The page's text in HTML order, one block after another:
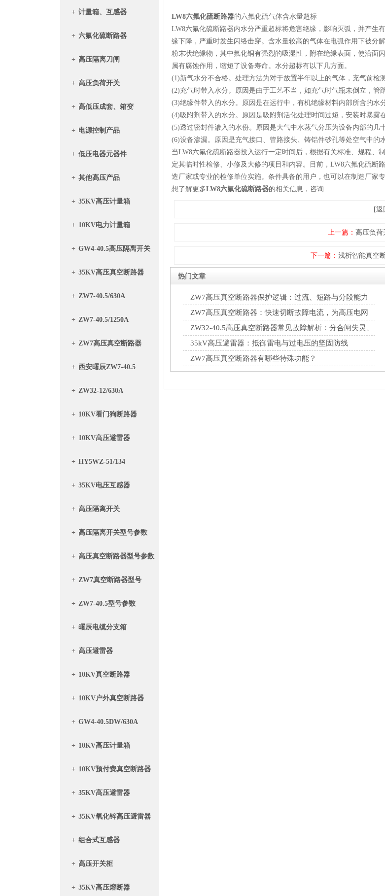
+ 计量箱、互感器
+ 六氟化硫断路器
+ 高压隔离刀闸
+ 高压负荷开关
+ 高低压成套、箱变
+ 电源控制产品
+ 低压电器元器件
+ 其他高压产品
+ 35KV高压计量箱
+ 10KV电力计量箱
+ GW4-40.5高压隔离开关
+ 35KV高压真空断路器
+ ZW7-40.5/630A
+ ZW7-40.5/1250A
+ ZW7高压真空断路器
+ 西安曙辰ZW7-40.5
+ ZW32-12/630A
+ 10KV看门狗断路器
+ 10KV高压避雷器
+ HY5WZ-51/134
+ 35KV电压互感器
+ 高压隔离开关
+ 高压隔离开关型号参数
+ 高压真空断路器型号参数
+ ZW7真空断路器型号
+ ZW7-40.5型号参数
+ 曙辰电缆分支箱
+ 高压避雷器
+ 10KV真空断路器
+ 10KV户外真空断路器
+ GW4-40.5DW/630A
+ 10KV高压计量箱
+ 10KV预付费真空断路器
带计量箱
+ 35KV高压避雷器
+ 35KV氧化锌高压避雷器
+ 组合式互感器
+ 高压开关柜
+ 35KV高压熔断器
LW8六氟化硫断路器的六氟化硫气体含水量超标
LW8六氟化硫断路器内水分严重超标将危害绝缘，影响灭弧，并产生
缘下降，严重时发生闪络击穿。含水量较高的气体在电弧作用下被分
粉末状绝缘物，其中氟化铜有强烈的吸湿性，附在绝缘表面，使沿面
属有腐蚀作用，缩短了设备寿命。水分超标有以下几方面。
(1)新气水分不合格。处理方法为对于放置半年以上的气体，充气前检
(2)充气时带入水分。原因是由于工艺不当，如充气时气瓶未倒立，管
(3)绝缘件带入的水分。原因是在运行中，有机绝缘材料内部所含的水
(4)吸附剂带入的水分。原因是吸附剂活化处理时间过短，安装时暴露
(5)透过密封件渗入的水份。原因是大气中水蒸气分压为设备内部的几
(6)设备渗漏。原因是充气接口、管路接头、铸铝件砂孔等处空气中的
当LW8六氟化硫断路器投入运行一定时间后，根据有关标准、规程
定其临时性检修、小修及大修的项目和内容。目前，LW8六氟化硫断
造厂家或专业的检修单位实施。条件具备的用户，也可以在制造厂家
想了解更多LW8六氟化硫断路器的相关信息，咨询
[返
上一篇： 高压负荷
下一篇： 浅析智能真空
热门文章
ZW7高压真空断路器保护逻辑：过流、短路与分段能力
控制原理详解
ZW7高压真空断路器：快速切断故障电流，为高压电网
筑牢安全运行防线
ZW32-40.5高压真空断路器常见故障解析：分合闸失灵、
绝缘降低，排查修复方案
35kV高压避雷器：抵御雷电与过电压的坚固防线
ZW7高压真空断路器有哪些特殊功能？